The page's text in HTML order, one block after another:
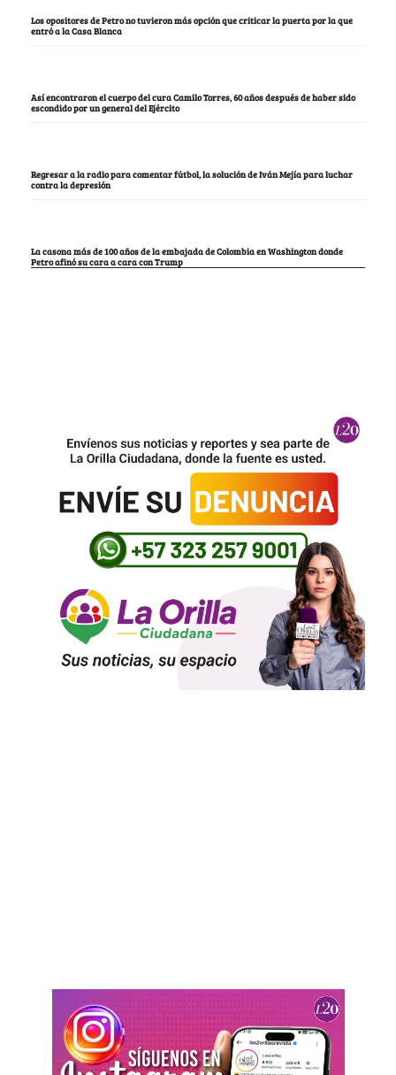
Los opositores de Petro no tuvieron más opción que criticar la puerta por la que
entró a la Casa Blanca
Así encontraron el cuerpo del cura Camilo Torres, 60 años después de haber sido
escondido por un general del Ejército
Regresar a la radio para comentar fútbol, la solución de Iván Mejía para luchar
contra la depresión
La casona más de 100 años de la embajada de Colombia en Washington donde
Petro afinó su cara a cara con Trump